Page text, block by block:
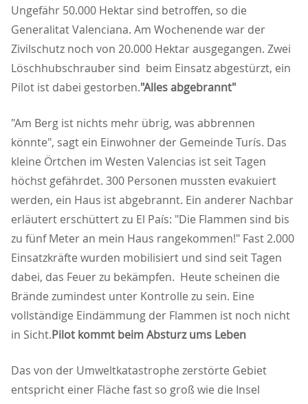
Ungefähr 50.000 Hektar sind betroffen, so die
Generalitat Valenciana. Am Wochenende war der
Zivilschutz noch von 20.000 Hektar ausgegangen. Zwei
Löschhubschrauber sind beim Einsatz abgestürzt, ein
Pilot ist dabei gestorben."Alles abgebrannt"
"Am Berg ist nichts mehr übrig, was abbrennen
könnte", sagt ein Einwohner der Gemeinde Turís. Das
kleine Örtchen im Westen Valencias ist seit Tagen
höchst gefährdet. 300 Personen mussten evakuiert
werden, ein Haus ist abgebrannt. Ein anderer Nachbar
erläutert erschüttert zu El País: "Die Flammen sind bis
zu fünf Meter an mein Haus rangekommen!" Fast 2.000
Einsatzkräfte wurden mobilisiert und sind seit Tagen
dabei, das Feuer zu bekämpfen. Heute scheinen die
Brände zumindest unter Kontrolle zu sein. Eine
vollständige Eindämmung der Flammen ist noch nicht
in Sicht.Pilot kommt beim Absturz ums Leben
Das von der Umweltkatastrophe zerstörte Gebiet
entspricht einer Fläche fast so groß wie die Insel